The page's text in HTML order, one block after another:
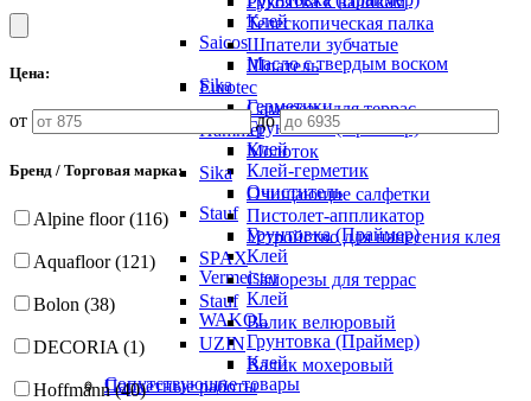
Клей
Saicos
Масло с твердым воском
Sika
Герметики
Грунтовка (Праймер)
Клей
Клей-герметик
Очиститель
Stauf
Грунтовка (Праймер)
Клей
Vermeister
Клей
WAKOL
Грунтовка (Праймер)
Клей
Сопутствующие товары
Телескопическая палка
Шпатели зубчатые
Шпатель
Eurotec
Саморезы для террас
Hammer
Молоток
Sika
Очищающие салфетки
Пистолет-аппликатор
Устройство для нанесения клея
SPAX
Саморезы для террас
Stauf
Валик велюровый
UZIN
Валик мохеровый
Паркетные работы
Цена:
от до
Бренд / Торговая марка:
Alpine floor (116)
Aquafloor (121)
Bolon (38)
DECORIA (1)
Hoffmann (40)